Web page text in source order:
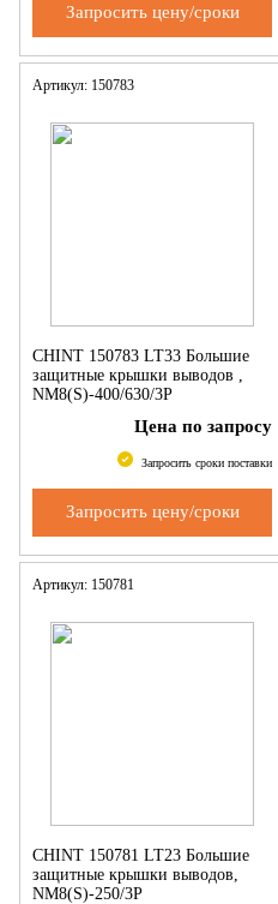
Запросить цену/сроки
Артикул: 150783
CHINT 150783 LT33 Большие
защитные крышки выводов ,
NM8(S)-400/630/3P
Цена по запросу
Запросить сроки поставки
Запросить цену/сроки
Артикул: 150781
CHINT 150781 LT23 Большие
защитные крышки выводов,
NM8(S)-250/3P